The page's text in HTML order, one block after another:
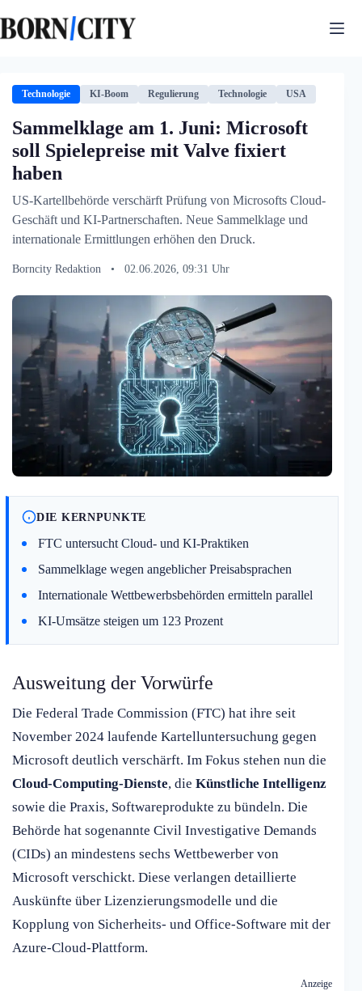
Inhalt
springen
Technologie KI-Boom Regulierung Technologie USA
Sammelklage am 1. Juni: Microsoft
soll Spielepreise mit Valve fixiert
haben
US-Kartellbehörde verschärft Prüfung von Microsofts Cloud-
Geschäft und KI-Partnerschaften. Neue Sammelklage und
internationale Ermittlungen erhöhen den Druck.
Borncity Redaktion • 02.06.2026, 09:31 Uhr
DIE KERNPUNKTE
FTC untersucht Cloud- und KI-Praktiken
Sammelklage wegen angeblicher Preisabsprachen
Internationale Wettbewerbsbehörden ermitteln parallel
KI-Umsätze steigen um 123 Prozent
Ausweitung der Vorwürfe
Die Federal Trade Commission (FTC) hat ihre seit
November 2024 laufende Kartelluntersuchung gegen
Microsoft deutlich verschärft. Im Fokus stehen nun die
Cloud-Computing-Dienste, die Künstliche Intelligenz
sowie die Praxis, Softwareprodukte zu bündeln. Die
Behörde hat sogenannte Civil Investigative Demands
(CIDs) an mindestens sechs Wettbewerber von
Microsoft verschickt. Diese verlangen detaillierte
Auskünfte über Lizenzierungsmodelle und die
Kopplung von Sicherheits- und Office-Software mit der
Azure-Cloud-Plattform.
Anzeige